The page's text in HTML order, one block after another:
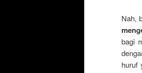
Nah,
bagi
huruf